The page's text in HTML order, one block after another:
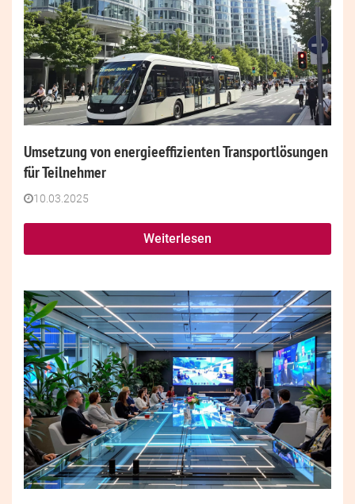
Umsetzung von energieeffizienten Transportlösungen
für Teilnehmer
10.03.2025
Weiterlesen